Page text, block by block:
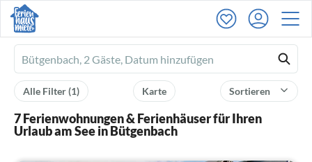
Ferienhausmiete
logo
Sortieren
Karte
Alle Filter(1)
7 Ferienwohnungen & Ferienhäuser für Ihren
Urlaub am See in Bütgenbach